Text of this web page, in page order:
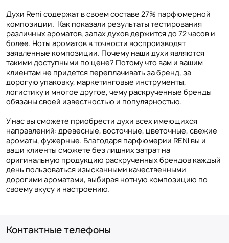
Духи Reni содержат в своем составе 27% парфюмерной
композиции. Как показали результаты тестирования
различных ароматов, запах духов держится до 72 часов и
более. Ноты ароматов в точности воспроизводят
заявленные композиции. Почему наши духи являются
такими доступными по цене? Потому что вам и вашим
клиентам не придется переплачивать за бренд, за
дорогую упаковку, маркетинговые инструменты,
логистику и многое другое, чему раскрученные бренды
обязаны своей известностью и популярностью.
У нас вы сможете приобрести духи всех имеющихся
направлений: древесные, восточные, цветочные, свежие
ароматы, фужерные. Благодаря парфюмерии RENI вы и
ваши клиенты сможете без лишних затрат на
оригинальную продукцию раскрученных брендов каждый
день пользоваться изысканными качественными
дорогими ароматами, выбирая нотную композицию по
своему вкусу и настроению.
Контактные телефоны